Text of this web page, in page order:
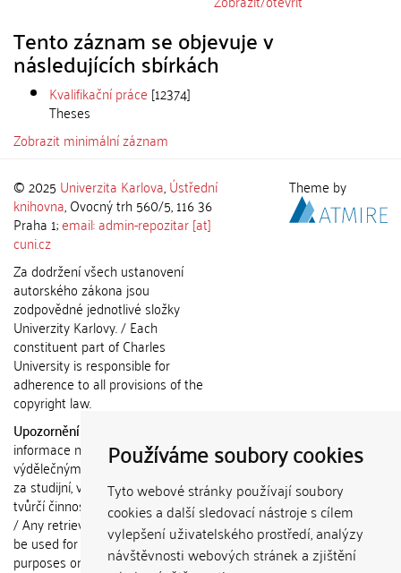
Používáme soubory cookies
Tyto webové stránky používají soubory
cookies a další sledovací nástroje s cílem
vylepšení uživatelského prostředí, analýzy
návštěvnosti webových stránek a zjištění
Tento záznam se objevuje v
následujících sbírkách
Kvalifikační práce [12374]
Theses
Zobrazit minimální záznam
© 2025 Univerzita Karlova,Ústřední
knihovna, Ovocný trh 560/5, 116 36
Praha 1;email: admin-repozitar [at]
cuni.cz
Za dodržení všech ustanovení
autorského zákona jsou
zodpovědné jednotlivé složky
Univerzity Karlovy. / Each
constituent part of Charles
University is responsible for
adherence to all provisions of the
copyright law.
Upozornění / Notice:
informace nemohou být použity k
výdělečným účelům nebo vydávány
za studijní, vědeckou nebo jinou
tvůrčí činnost jiné osoby než autora.
/ Any retrieved information shall not
be used for any commercial
purposes or claimed as results of
Theme by